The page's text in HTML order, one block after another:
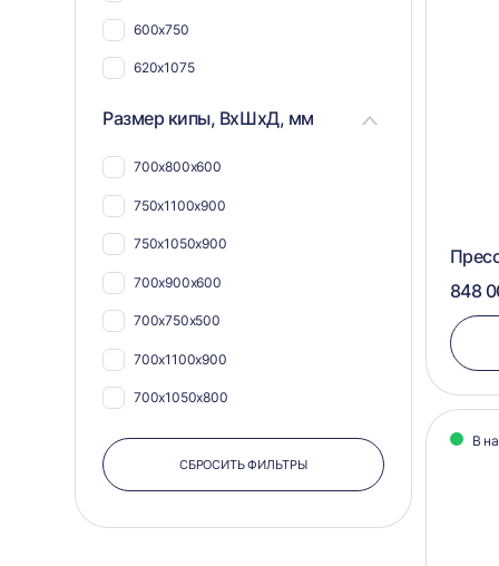
600х750
620х1075
500х700
500х840
Размер кипы, ВхШхД, мм
700х800х600
750х1100х900
750х1050х900
700х900х600
700х750х500
700х1100х900
700х1050х800
500х750х550
500х750х500
СБРОСИТЬ ФИЛЬТРЫ
848
В